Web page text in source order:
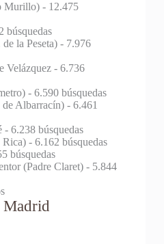
Murillo)- 12.475
búsquedas
la Peseta)- 7.976
Velázquez- 6.736
- 6.590 búsquedas
de Albarracín)- 6.461
- 6.238 búsquedas
Rica)- 6.162 búsquedas
búsquedas
(Padre Claret)- 5.844
Madrid